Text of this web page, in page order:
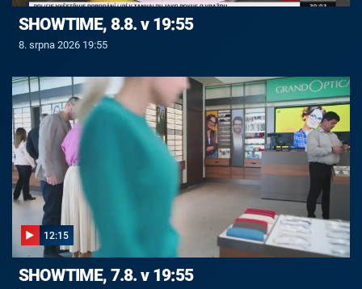
SHOWTIME, 8.8. v 19:55
8. srpna 2026 19:55
12:15
SHOWTIME, 7.8. v 19:55